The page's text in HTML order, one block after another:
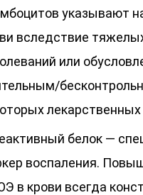
указывают
вследствие
или
белок —
воспаления.
в крови всегда